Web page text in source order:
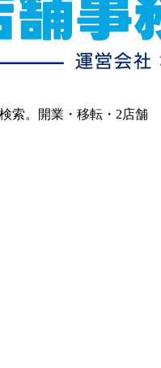
索。開業・移転・2店舗